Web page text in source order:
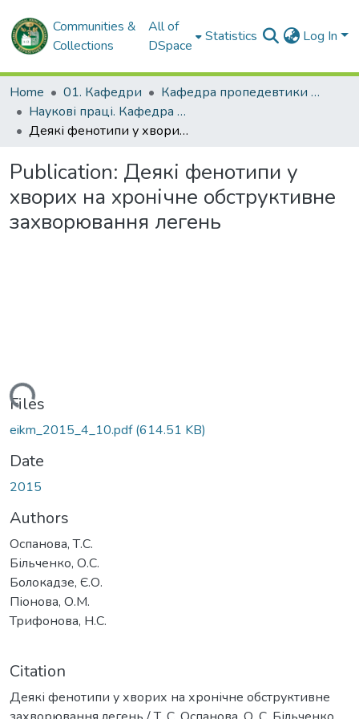
Communities &
Collections
All of
DSpace
Statistics Log In
Home 01. Кафедри
Кафедра пропедевтики внутрішньої медицини № 2 та медсестринства
Наукові праці. Кафедра пропедевтики внутрішньої медицини № 2 та медсестринства
Деякі фенотипи у хворих на хронічне обструктивне захворювання легень
Publication: Деякі фенотипи у
хворих на хронічне обструктивне
захворювання легень
Loading...
Files
eikm_2015_4_10.pdf(614.51 KB)
Date
2015
Authors
Оспанова, Т.С.
Більченко, О.С.
Болокадзе, Є.О.
Піонова, О.М.
Трифонова, Н.С.
Citation
Деякі фенотипи у хворих на хронічне обструктивне